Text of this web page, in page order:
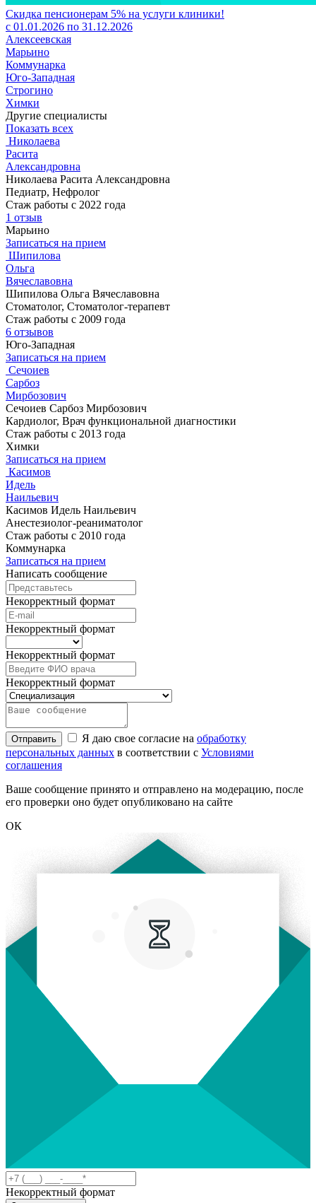
Скидка пенсионерам 5% на услуги клиники!
с 01.01.2026 по 31.12.2026
Алексеевская
Марьино
Коммунарка
Юго-Западная
Строгино
Химки
Другие специалисты
Показать всех
Николаева
Расита
Александровна
Николаева Расита Александровна
Педиатр, Нефролог
Стаж работы с 2022 года
1 отзыв
Марьино
Записаться на прием
Шипилова
Ольга
Вячеславовна
Шипилова Ольга Вячеславовна
Стоматолог, Стоматолог-терапевт
Стаж работы с 2009 года
6 отзывов
Юго-Западная
Записаться на прием
Сечоиев
Сарбоз
Мирбозович
Сечоиев Сарбоз Мирбозович
Кардиолог, Врач функциональной диагностики
Стаж работы с 2013 года
Химки
Записаться на прием
Касимов
Идель
Наильевич
Касимов Идель Наильевич
Анестезиолог-реаниматолог
Стаж работы с 2010 года
Коммунарка
Записаться на прием
Написать сообщение
Некорректный формат
Некорректный формат
Некорректный формат
Некорректный формат
Отправить Я даю свое согласие на обработку
персональных данных в соответствии с Условиями
соглашения
Ваше сообщение принято и отправлено на модерацию, после
его проверки оно будет опубликовано на сайте
ОК
Некорректный формат